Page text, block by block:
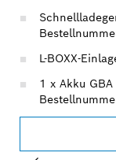
L-BOXX-
1 x Akku